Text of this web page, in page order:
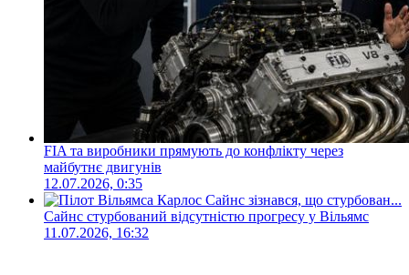
FIA та виробники прямують до конфлікту через
майбутнє двигунів
12.07.2026, 0:35
Сайнс стурбований відсутністю прогресу у Вільямс
11.07.2026, 16:32